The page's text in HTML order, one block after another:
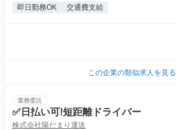
即日勤務OK 交通費支給
この企業の類似求人を見る
業務委託
✅日払い可!短距離ドライバー
株式会社陽だまり運送